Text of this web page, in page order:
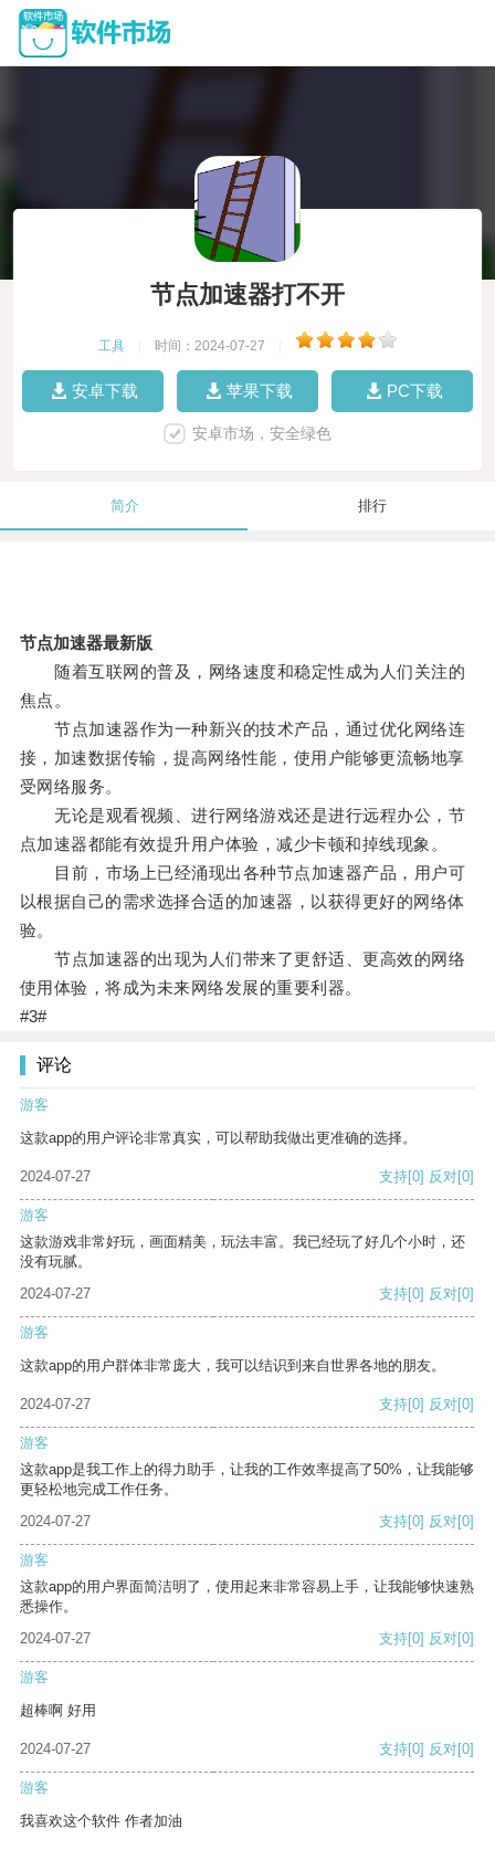
节点加速器打不开
工具 时间：2024-07-27
安卓下载 苹果下载 PC下载
安卓市场，安全绿色
简介 排行
节点加速器最新版
随着互联网的普及，网络速度和稳定性成为人们关注的
焦点。
节点加速器作为一种新兴的技术产品，通过优化网络连
接，加速数据传输，提高网络性能，使用户能够更流畅地享
受网络服务。
无论是观看视频、进行网络游戏还是进行远程办公，节
点加速器都能有效提升用户体验，减少卡顿和掉线现象。
目前，市场上已经涌现出各种节点加速器产品，用户可
以根据自己的需求选择合适的加速器，以获得更好的网络体
验。
节点加速器的出现为人们带来了更舒适、更高效的网络
使用体验，将成为未来网络发展的重要利器。
#3#
评论
游客
这款app的用户评论非常真实，可以帮助我做出更准确的选择。
2024-07-27 支持[0] 反对[0]
游客
这款游戏非常好玩，画面精美，玩法丰富。我已经玩了好几个小时，还
没有玩腻。
2024-07-27
支持[0] 反对[0]
游客
这款app的用户群体非常庞大，我可以结识到来自世界各地的朋友。
2024-07-27 支持[0] 反对[0]
游客
这款app是我工作上的得力助手，让我的工作效率提高了50%，让我能够
更轻松地完成工作任务。
2024-07-27
支持[0] 反对[0]
游客
这款app的用户界面简洁明了，使用起来非常容易上手，让我能够快速熟
悉操作。
2024-07-27
支持[0] 反对[0]
游客
超棒啊 好用
2024-07-27 支持[0] 反对[0]
游客
我喜欢这个软件 作者加油